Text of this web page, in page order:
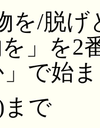
を/脱
」を2
で始
まで